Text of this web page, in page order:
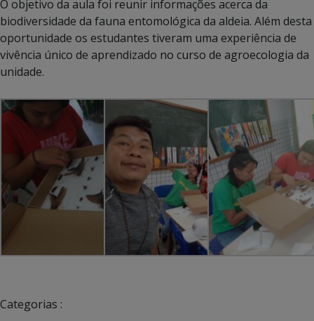
O objetivo da aula foi reunir informações acerca da
biodiversidade da fauna entomológica da aldeia. Além desta
oportunidade os estudantes tiveram uma experiência de
vivência único de aprendizado no curso de agroecologia da
unidade.
Categorias :